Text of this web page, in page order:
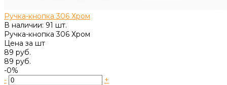
Ручка-кнопка 306 Хром
В наличии: 91 шт.
Ручка-кнопка 306 Хром
Цена за шт
89 руб.
89 руб.
-0%
-
+